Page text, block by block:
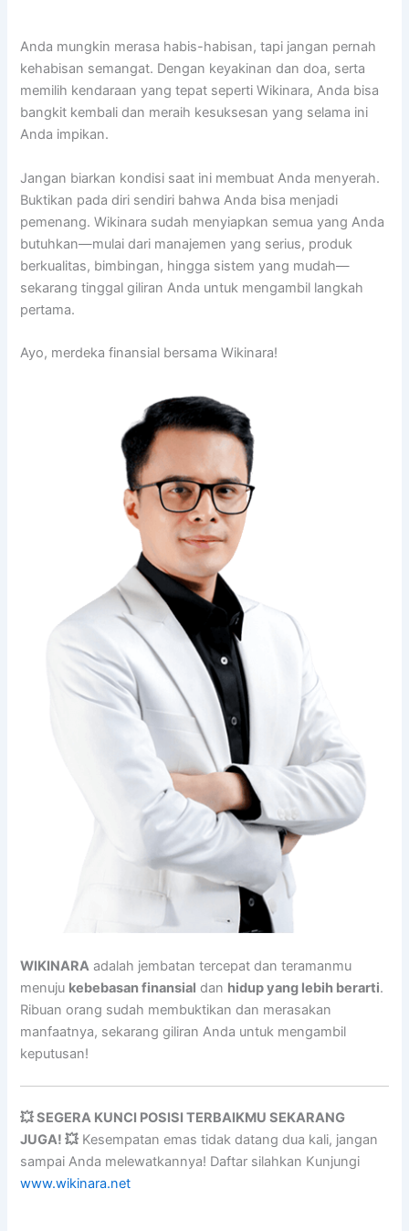
Anda mungkin merasa habis-habisan, tapi jangan pernah
kehabisan semangat. Dengan keyakinan dan doa, serta
memilih kendaraan yang tepat seperti Wikinara, Anda bisa
bangkit kembali dan meraih kesuksesan yang selama ini
Anda impikan.
Jangan biarkan kondisi saat ini membuat Anda menyerah.
Buktikan pada diri sendiri bahwa Anda bisa menjadi
pemenang. Wikinara sudah menyiapkan semua yang Anda
butuhkan—mulai dari manajemen yang serius, produk
berkualitas, bimbingan, hingga sistem yang mudah—
sekarang tinggal giliran Anda untuk mengambil langkah
pertama.
Ayo, merdeka finansial bersama Wikinara!
WIKINARA adalah jembatan tercepat dan teramanmu
menuju kebebasan finansial dan hidup yang lebih berarti.
Ribuan orang sudah membuktikan dan merasakan
manfaatnya, sekarang giliran Anda untuk mengambil
keputusan!
💥 SEGERA KUNCI POSISI TERBAIKMU SEKARANG
JUGA! 💥 Kesempatan emas tidak datang dua kali, jangan
sampai Anda melewatkannya! Daftar silahkan Kunjungi
www.wikinara.net